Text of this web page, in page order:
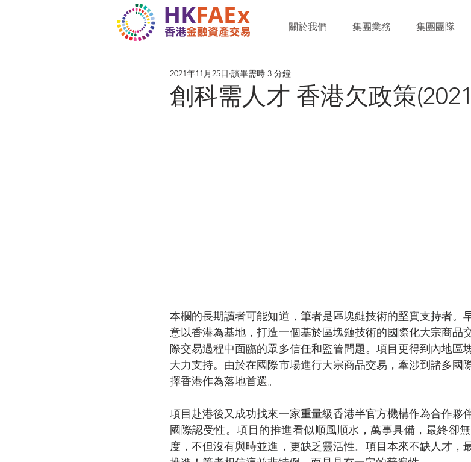
關於我們 集團業務 集團團隊
創科需人才 香港欠政策
2021年11月25日 讀畢需時 3 分鐘
本欄的長期讀者可能知道，筆者是區塊鏈技術的堅實支持者。
意以香港為基地，打造一個基於區塊鏈技術的國際化大宗商品
際交易過程中面臨的眾多信任和監管問題。項目更得到內地區
大力支持。由於在國際市場進行大宗商品交易，牽涉到諸多國
擇香港作為落地首選。
項目赴港後又成功找來一家重量級香港半官方機構作為合作夥
國際認受性。項目的推進看似順風順水，萬事具備，最終卻
度，不但沒有與時並進，更缺乏靈活性。項目本來不缺人才，